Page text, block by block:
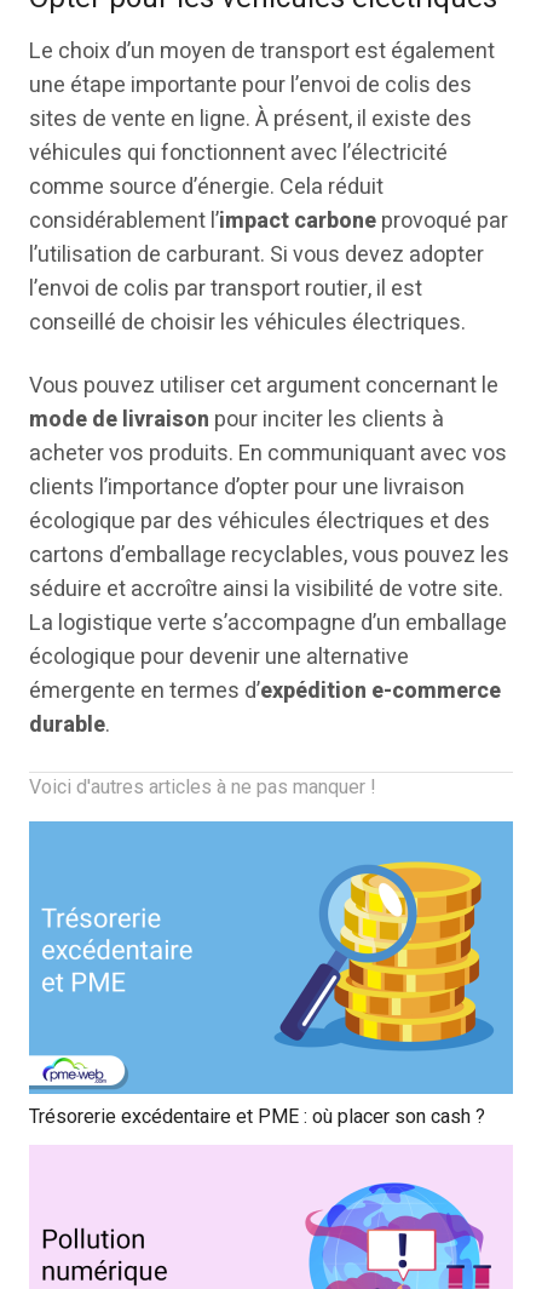
Le choix d’un moyen de transport est également
une étape importante pour l’envoi de colis des
sites de vente en ligne. À présent, il existe des
véhicules qui fonctionnent avec l’électricité
comme source d’énergie. Cela réduit
considérablement l’impact carboneprovoqué par
l’utilisation de carburant. Si vous devez adopter
l’envoi de colis par transport routier, il est
conseillé de choisir les véhicules électriques.
Vous pouvez utiliser cet argument concernant le
mode de livraison pour inciter les clients à
acheter vos produits. En communiquant avec vos
clients l’importance d’opter pour une livraison
écologique par des véhicules électriques et des
cartons d’emballage recyclables, vous pouvez les
séduire et accroître ainsi la visibilité de votre site.
La logistique verte s’accompagne d’un emballage
écologique pour devenir une alternative
émergente en termes d’expédition e-commerce
durable.
Voici d'autres articles à ne pas manquer !
Trésorerie excédentaire et PME : où placer son cash ?